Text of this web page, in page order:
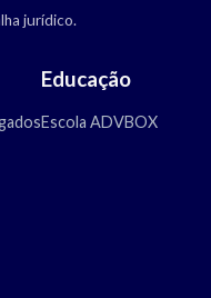
jurídico.
Educação
Escola ADVBOX